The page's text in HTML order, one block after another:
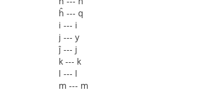
ĥ --- q
i --- i
j --- y
ĵ --- j
k --- k
l --- l
m --- m